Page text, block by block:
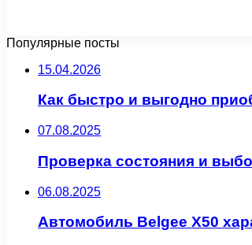
Популярные посты
15.04.2026
Как быстро и выгодно
07.08.2025
Проверка состояния и
06.08.2025
Автомобиль Belgee X50